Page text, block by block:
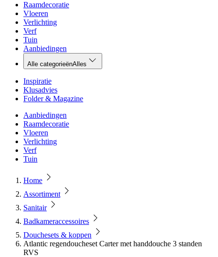
Raamdecoratie
Vloeren
Verlichting
Verf
Tuin
Aanbiedingen
Alle categorieënAlles
Inspiratie
Klusadvies
Folder & Magazine
Aanbiedingen
Raamdecoratie
Vloeren
Verlichting
Verf
Tuin
Home
Assortiment
Sanitair
Badkameraccessoires
Douchesets & koppen
Atlantic regendoucheset Carter met handdouche 3 standen
RVS